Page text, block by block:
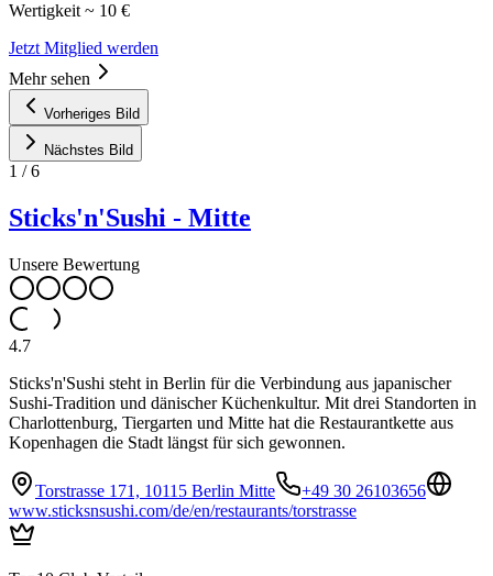
Wertigkeit ~ 10 €
Jetzt Mitglied werden
Mehr sehen
Vorheriges Bild
Nächstes Bild
1 /6
Sticks'n'Sushi - Mitte
Unsere Bewertung
4.7
Sticks'n'Sushi steht in Berlin für die Verbindung aus japanischer
Sushi-Tradition und dänischer Küchenkultur. Mit drei Standorten in
Charlottenburg, Tiergarten und Mitte hat die Restaurantkette aus
Kopenhagen die Stadt längst für sich gewonnen.
Torstrasse 171, 10115 Berlin Mitte
+49 30 26103656
www.sticksnsushi.com/de/en/restaurants/torstrasse